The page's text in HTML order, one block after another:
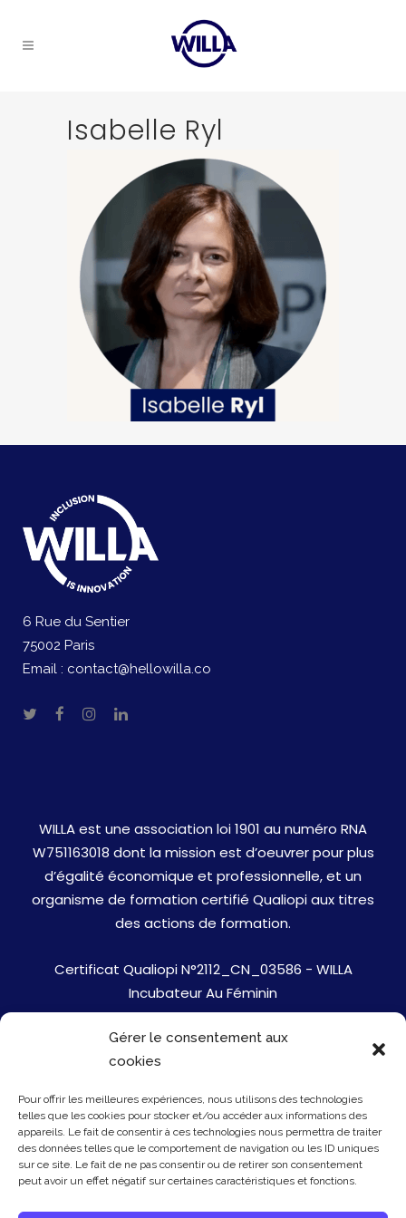
Gérer le consentement aux
cookies
Pour offrir les meilleures expériences, nous utilisons des technologies
telles que les cookies pour stocker et/ou accéder aux informations des
appareils. Le fait de consentir à ces technologies nous permettra de traiter
des données telles que le comportement de navigation ou les ID uniques
sur ce site. Le fait de ne pas consentir ou de retirer son consentement
peut avoir un effet négatif sur certaines caractéristiques et fonctions.
Isabelle Ryl
6 Rue du Sentier
75002 Paris
Email : contact@hellowilla.co
WILLA est une association loi 1901 au numéro RNA
W751163018 dont la mission est d’oeuvrer pour plus
d’égalité économique et professionnelle, et un
organisme de formation certifié Qualiopi aux titres
des actions de formation.
Certificat Qualiopi N°2112_CN_03586 - WILLA
Incubateur Au Féminin
Jobs
Mentions Légales
Politique de cookies
Presse